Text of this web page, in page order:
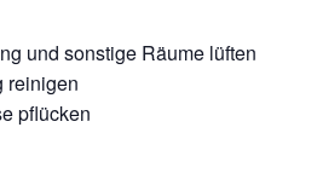
und sonstige Räume lüften
reinigen
pflücken